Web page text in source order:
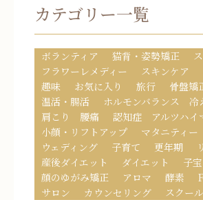
カテゴリー一覧
ボランティア 猫背・姿勢矯正
フラワーレメディー
スキンケア
趣味
お気に入り 旅行 骨盤矯
温活・腸活
ホルモンバランス 冷
肩こり 腰痛
認知症 アルツハイ
小顔・リフトアップ
マタニティー
ウェディング
子育て 更年期
産後ダイエット
ダイエット 子
顔のゆがみ矯正
アロマ 酵素
サロン
カウンセリング スクール